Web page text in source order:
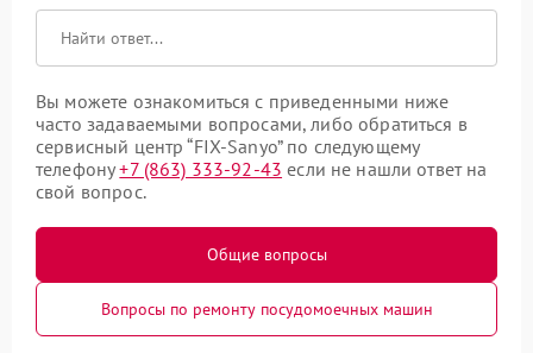
Вы можете ознакомиться с приведенными ниже
часто задаваемыми вопросами, либо обратиться в
сервисный центр “FIX-Sanyo” по следующему
телефону+7 (863) 333-92-43 если не нашли ответ на
свой вопрос.
Общие вопросы
Вопросы по ремонту посудомоечных машин